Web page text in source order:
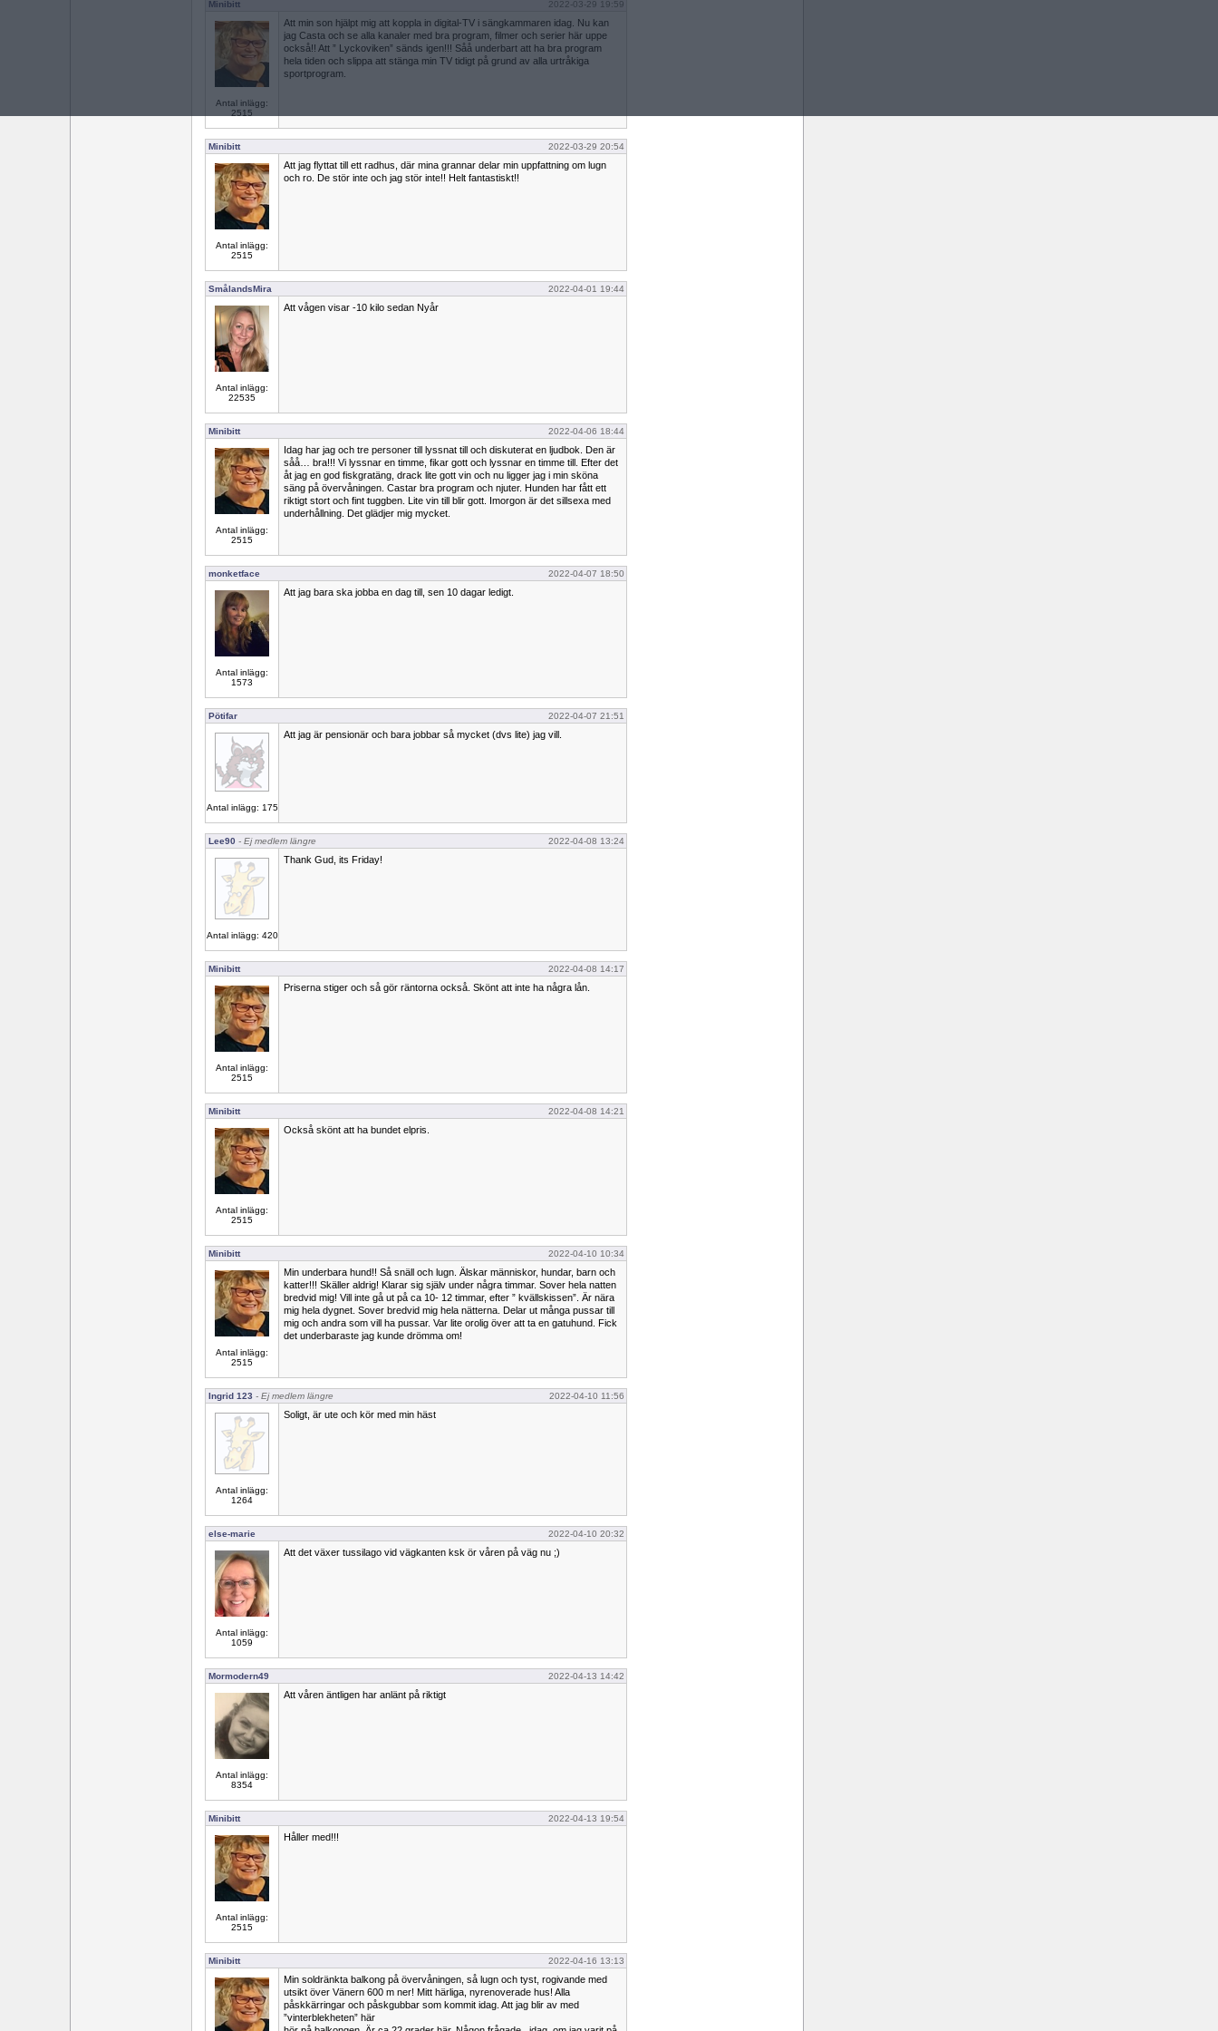
Minibitt 2022-03-29 19:59
Antal inlägg:
2515
Att min son hjälpt mig att koppla in digital-TV i sängkammaren idag. Nu kan
jag Casta och se alla kanaler med bra program, filmer och serier här uppe
också!! Att ” Lyckoviken” sänds igen!!! Såå underbart att ha bra program
hela tiden och slippa att stänga min TV tidigt på grund av alla urtråkiga
sportprogram.
Minibitt 2022-03-29 20:54
Antal inlägg:
2515
Att jag flyttat till ett radhus, där mina grannar delar min uppfattning om lugn
och ro. De stör inte och jag stör inte!! Helt fantastiskt!!
SmålandsMira 2022-04-01 19:44
Antal inlägg:
22535
Att vågen visar -10 kilo sedan Nyår
Minibitt 2022-04-06 18:44
Antal inlägg:
2515
Idag har jag och tre personer till lyssnat till och diskuterat en ljudbok. Den är
såå… bra!!! Vi lyssnar en timme, fikar gott och lyssnar en timme till. Efter det
åt jag en god fiskgratäng, drack lite gott vin och nu ligger jag i min sköna
säng på övervåningen. Castar bra program och njuter. Hunden har fått ett
riktigt stort och fint tuggben. Lite vin till blir gott. Imorgon är det sillsexa med
underhållning. Det glädjer mig mycket.
monketface 2022-04-07 18:50
Antal inlägg:
1573
Att jag bara ska jobba en dag till, sen 10 dagar ledigt.
Pötifar 2022-04-07 21:51
Antal inlägg: 175
Att jag är pensionär och bara jobbar så mycket (dvs lite) jag vill.
Lee90 - Ej medlem längre 2022-04-08 13:24
Antal inlägg: 420
Thank Gud, its Friday!
Minibitt 2022-04-08 14:17
Antal inlägg:
2515
Priserna stiger och så gör räntorna också. Skönt att inte ha några lån.
Minibitt 2022-04-08 14:21
Antal inlägg:
2515
Också skönt att ha bundet elpris.
Minibitt 2022-04-10 10:34
Antal inlägg:
2515
Min underbara hund!! Så snäll och lugn. Älskar människor, hundar, barn och
katter!!! Skäller aldrig! Klarar sig själv under några timmar. Sover hela natten
bredvid mig! Vill inte gå ut på ca 10- 12 timmar, efter ” kvällskissen”. Är nära
mig hela dygnet. Sover bredvid mig hela nätterna. Delar ut många pussar till
mig och andra som vill ha pussar. Var lite orolig över att ta en gatuhund. Fick
det underbaraste jag kunde drömma om!
Ingrid 123 - Ej medlem längre 2022-04-10 11:56
Antal inlägg:
1264
Soligt, är ute och kör med min häst
else-marie 2022-04-10 20:32
Antal inlägg:
1059
Att det växer tussilago vid vägkanten ksk ör våren på väg nu ;)
Mormodern49 2022-04-13 14:42
Antal inlägg:
8354
Att våren äntligen har anlänt på riktigt
Minibitt 2022-04-13 19:54
Antal inlägg:
2515
Håller med!!!
Minibitt 2022-04-16 13:13
Min soldränkta balkong på övervåningen, så lugn och tyst, rogivande med
utsikt över Vänern 600 m ner! Mitt härliga, nyrenoverade hus! Alla
påskkärringar och påskgubbar som kommit idag. Att jag blir av med
”vinterblekheten” här